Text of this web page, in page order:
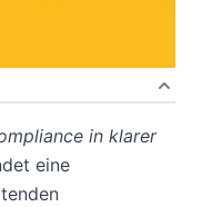
in klarer
eine